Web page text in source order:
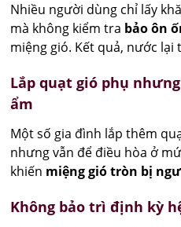
Nhiều người dùng chỉ lấy
mà không kiểm tra bảo ôn
miệng gió. Kết quả, nước lại
Lắp quạt gió phụ
ẩm
Một số gia đình lắp thêm
nhưng vẫn để điều hòa ở
khiến miệng gió tròn bị
Không bảo trì định kỳ